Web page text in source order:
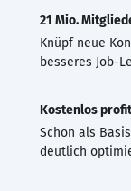
21 Mio.
Knüpf neue
besseres Job-
Kostenlos
Schon als
deutlich